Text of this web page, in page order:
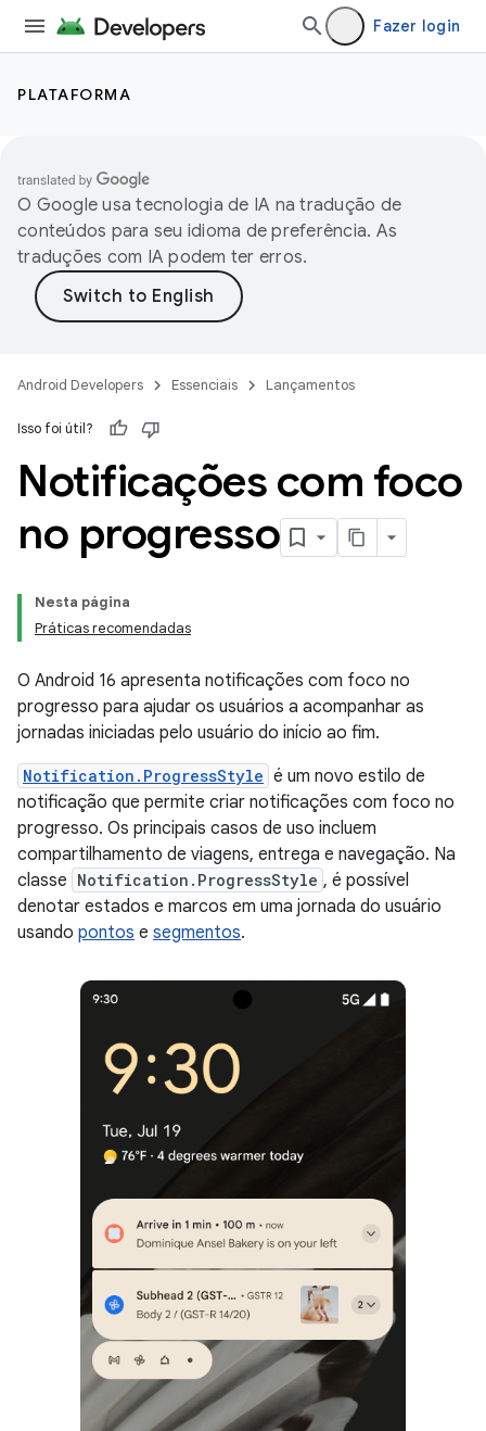
Fazer login
PLATAFORMA
O Google usa tecnologia de IA na tradução de
conteúdos para seu idioma de preferência. As
traduções com IA podem ter erros.
Android Developers Essenciais Lançamentos
Isso foi útil?
Notificações com foco
no progresso
Nesta página
Práticas recomendadas
O Android 16 apresenta notificações com foco no
progresso para ajudar os usuários a acompanhar as
jornadas iniciadas pelo usuário do início ao fim.
Notification.ProgressStyle é um novo estilo de
notificação que permite criar notificações com foco no
progresso. Os principais casos de uso incluem
compartilhamento de viagens, entrega e navegação. Na
classe Notification.ProgressStyle , é possível
denotar estados e marcos em uma jornada do usuário
usando pontos e segmentos.